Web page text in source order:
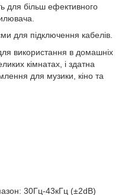
для більш ефективного
для підключення кабелів.
використання в домашніх
кімнатах, і здатна
для музики, кіно та
30Гц-43кГц (±2dB)